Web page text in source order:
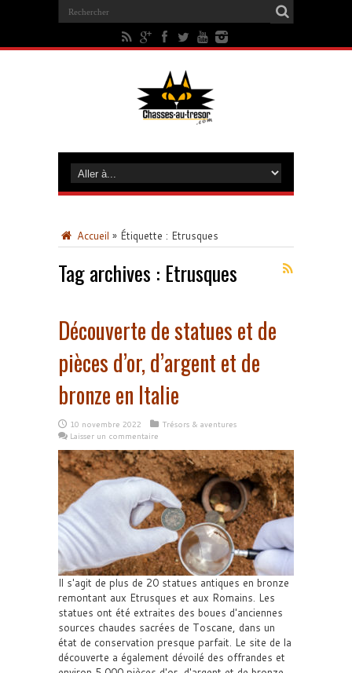
Accueil » Étiquette : Etrusques
Tag archives : Etrusques
Découverte de statues et de
pièces d’or, d’argent et de
bronze en Italie
10 novembre 2022
Trésors & aventures
Laisser un commentaire
Il s'agit de plus de 20 statues antiques en bronze
remontant aux Etrusques et aux Romains. Les
statues ont été extraites des boues d'anciennes
sources chaudes sacrées de Toscane, dans un
état de conservation presque parfait. Le site de la
découverte a également dévoilé des offrandes et